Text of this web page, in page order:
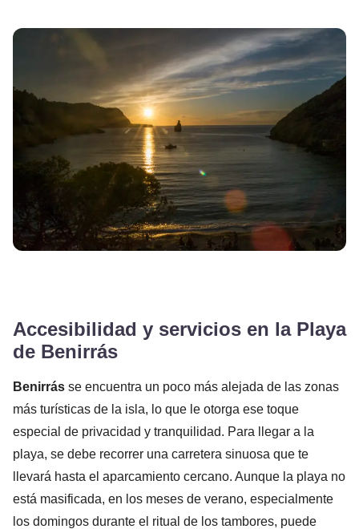
Accesibilidad y servicios en la Playa
de Benirrás
Benirrás se encuentra un poco más alejada de las zonas
más turísticas de la isla, lo que le otorga ese toque
especial de privacidad y tranquilidad. Para llegar a la
playa, se debe recorrer una carretera sinuosa que te
llevará hasta el aparcamiento cercano. Aunque la playa no
está masificada, en los meses de verano, especialmente
los domingos durante el ritual de los tambores, puede